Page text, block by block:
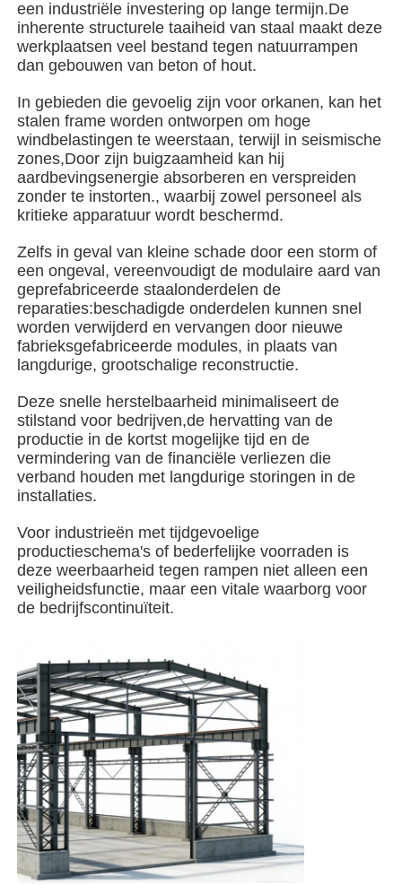
Over ons
Fabrieksreis
Kwaliteitscontrole
Contacteer ons
nieuws
Alle Gevallen
Vraag een offerte aan
Stalen structuurgebouw
Workshop staalconstructies
staalconstructie magazijn
Schuur voor staalconstructies
Zware Staalstructuur
Stalen brug
stalen structuurkantoor
Pluimveestal met stalen structuur
een industriële investering op lange termijn.De
inherente structurele taaiheid van staal maakt deze
werkplaatsen veel bestand tegen natuurrampen
dan gebouwen van beton of hout.
In gebieden die gevoelig zijn voor orkanen, kan het
stalen frame worden ontworpen om hoge
windbelastingen te weerstaan, terwijl in seismische
zones,Door zijn buigzaamheid kan hij
aardbevingsenergie absorberen en verspreiden
zonder te instorten., waarbij zowel personeel als
kritieke apparatuur wordt beschermd.
Zelfs in geval van kleine schade door een storm of
een ongeval, vereenvoudigt de modulaire aard van
geprefabriceerde staalonderdelen de
reparaties:beschadigde onderdelen kunnen snel
worden verwijderd en vervangen door nieuwe
fabrieksgefabriceerde modules, in plaats van
langdurige, grootschalige reconstructie.
Deze snelle herstelbaarheid minimaliseert de
stilstand voor bedrijven,de hervatting van de
productie in de kortst mogelijke tijd en de
vermindering van de financiële verliezen die
verband houden met langdurige storingen in de
installaties.
Voor industrieën met tijdgevoelige
productieschema's of bederfelijke voorraden is
deze weerbaarheid tegen rampen niet alleen een
veiligheidsfunctie, maar een vitale waarborg voor
de bedrijfscontinuïteit.